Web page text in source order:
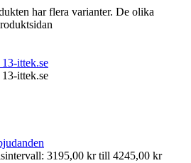
har flera varianter. De olika
3195,00 kr till 4245,00 kr